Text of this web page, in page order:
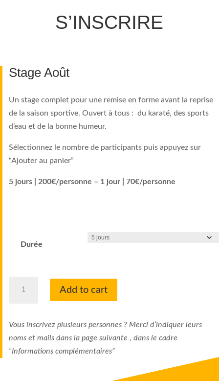
S’INSCRIRE
Stage Août
Un stage complet pour une remise en forme avant la reprise
de la saison sportive. Ouvert à tous : du karaté, des sports
d’eau et de la bonne humeur.
Sélectionnez le nombre de participants puis appuyez sur
“Ajouter au panier”
5 jours | 200€/personne – 1 jour | 70€/personne
Durée
Add to cart
Vous inscrivez plusieurs personnes ? Merci d’indiquer leurs
noms et mails dans la page suivante , dans le cadre
“Informations complémentaires”